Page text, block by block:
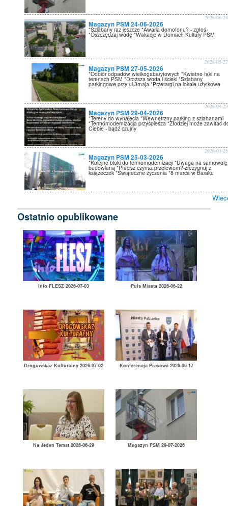
Magazyn PSM 24-06-2026
2026-06-24
*Szlabany raz jeszcze *Awaria domofonu? - zgłoś
*Oszczędzaj wodę *Wakacje w Domach Kultury PSM
Magazyn PSM 27-05-2026
2026-05-27
*Odbiór odpadów wielkogabarytowych *Kwietne łąki na
terenach PSM *Droższa woda i ścieki *Szlabany
parkingowe przy ul.3maja *Przetargi na lokale użytkowe
Magazyn PSM 29-04-2026
2026-04-29
*Tereny do wynajęcia *Wewnętrzny parking z szlabanami
*Termomodernizacja przyśpiesza *Złodziej może zawitać
Ciebie - bądź czujny
Magazyn PSM 25-03-2026
2026-03-25
*Kolejne bloki do termomodernizacji *Uwaga na samowolę
budowlaną *Płacisz czynsz przelewem?-zrezygnuj z
książeczek *Świąteczne życzenia *8 marca w Baraku
Ostatnio opublikowane
Info FLESZ 2026-07-03 Puls Miasta 2026-06-22
Drogowskaz Kulturalny 2026-07-02 Konferencja Prasowa 2026-06-17
Na Jeden Temat 2026-06-29 Magazyn PSM 29-07-2026